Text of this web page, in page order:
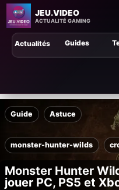
JEU.VIDEO
ACTUALITÉ GAMING
Guides
Actualités
Guide Astuce
monster-hunter-wilds
Monster Hunter
jouer PC, PS5 et